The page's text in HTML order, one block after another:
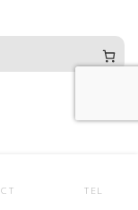
TEL